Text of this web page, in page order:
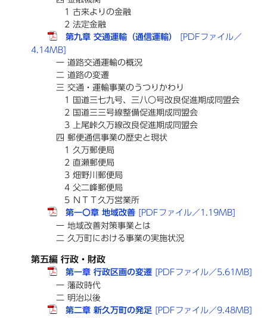
1 古来よりの金融
2 法定金融
第九章 交通運輸（通信運輸）
[PDFファイル／
4.14MB]
一 道路交通運輸の概況
二 道路の変遷
三 交通・運輸事業のうつりかわり
1 国道三七九号、三八〇号改良促進期成同盟会
2 国道三三号線整備促進期成同盟会
3 上尾峠久万線改良促進期成同盟会
四 郵便通信事業の歴史と現状
1 久万郵便局
2 直瀬郵便局
3 畑野川郵便局
4 父二峰郵便局
5 ＮＴＴ久万営業所
第一〇章 地域改善 [PDFファイル／1.19MB]
一 地域改善対策事業とは
二 久万町における事業の実施状況
第五編 行政・財政
第一章 行政区画の変遷 [PDFファイル／5.61MB]
一 藩政時代
二 明治以後
第二章 新久万町の発足 [PDFファイル／9.48MB]